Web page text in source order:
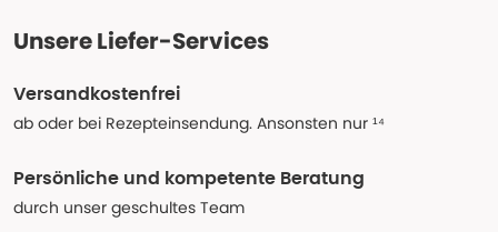
Unsere Liefer-Services
Versandkostenfrei
ab oder bei Rezepteinsendung. Ansonsten nur ¹⁴
Persönliche und kompetente Beratung
durch unser geschultes Team